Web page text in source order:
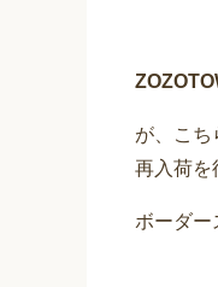
が、こち
再入荷を
ボーダー